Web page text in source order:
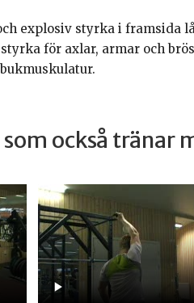
explosiv styrka i framsida
för axlar, armar och
också tränar